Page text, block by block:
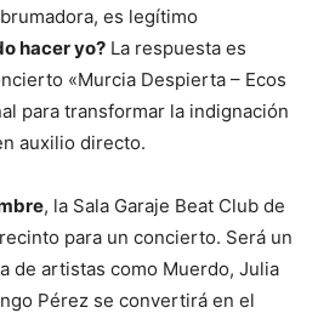
es legítimo
hacer yo? La respuesta es
«Murcia Despierta – Ecos
para transformar la indignación
auxilio directo.
, la Sala Garaje Beat Club de
para un concierto. Será un
de artistas como Muerdo, Julia
Pérez se convertirá en el